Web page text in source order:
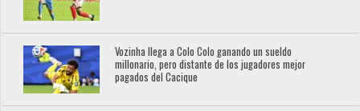
Vozinha llega a Colo Colo ganando un sueldo
millonario, pero distante de los jugadores mejor
pagados del Cacique